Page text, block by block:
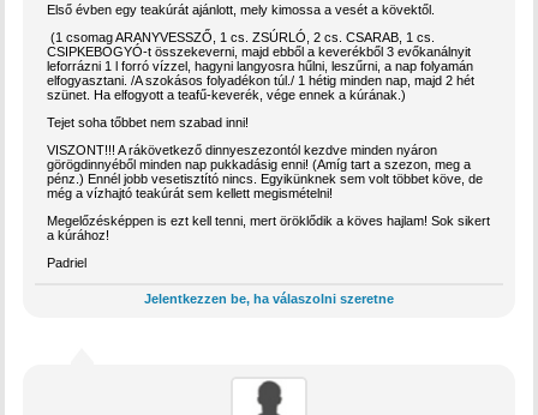
Első évben egy teakúrát ajánlott, mely kimossa a vesét a kövektől.
(1 csomag ARANYVESSZŐ, 1 cs. ZSÚRLÓ, 2 cs. CSARAB, 1 cs.
CSIPKEBOGYÓ-t összekeverni, majd ebből a keverékből 3 evőkanálnyit
leforrázni 1 l forró vízzel, hagyni langyosra hűlni, leszűrni, a nap folyamán
elfogyasztani. /A szokásos folyadékon túl./ 1 hétig minden nap, majd 2 hét
szünet. Ha elfogyott a teafű-keverék, vége ennek a kúrának.)
Tejet soha tőbbet nem szabad inni!
VISZONT!!! A rákövetkező dinnyeszezontól kezdve minden nyáron
görögdinnyéből minden nap pukkadásig enni! (Amíg tart a szezon, meg a
pénz.) Ennél jobb vesetisztító nincs. Egyikünknek sem volt többet köve, de
még a vízhajtó teakúrát sem kellett megismételni!
Megelőzésképpen is ezt kell tenni, mert öröklődik a köves hajlam! Sok sikert
a kúrához!
Padriel
Jelentkezzen be, ha válaszolni szeretne